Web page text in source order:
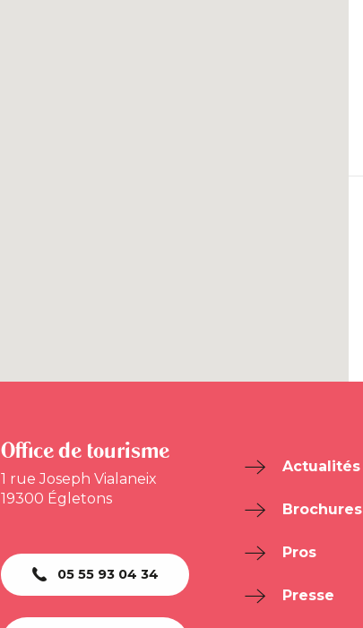
Office de tourisme
1 rue Joseph Vialaneix
19300 Égletons
05 55 93 04 34
Actualités
Brochures
Pros
Presse